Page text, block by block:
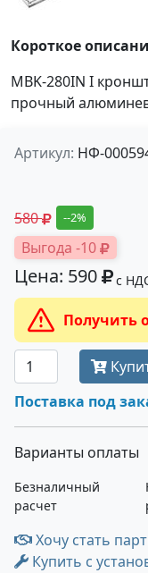
Короткое
MBK-280IN I
прочный
Артикул: НФ-
580 --2%
Выгода -10
Цена: 590 с
Поставка под
Варианты оплаты
Безналичный
расчет
Хочу стать
Купить с